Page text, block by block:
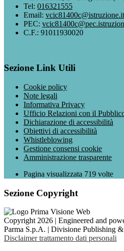
Tel: 016321555
Email: vcic81400c@istruzione.it
PEC:
C.F.: 91011930020
Sezione Link Utili
Cookie policy
Note legali
Informativa Privacy
Ufficio Relazioni con il
Dichiarazione di accessibilità
Obiettivi di accessibilità
Whistleblowing
Gestione consensi cookie
Amministrazione trasparente
Pagina visualizzata 719 volte
Sezione Copyright
Copyright 2026 | Engineered and
Parma S.p.A. | Divisione Publishing
Disclaimer trattamento dati personali